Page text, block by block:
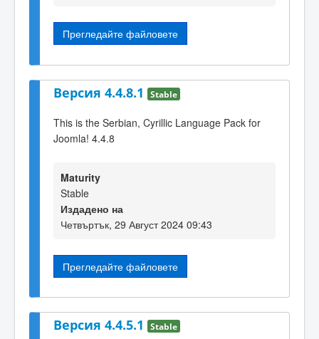
Прегледайте файловете
Версия 4.4.8.1 Stable
This is the Serbian, Cyrillic Language Pack for
Joomla! 4.4.8
Maturity
Stable
Издадено на
Четвъртък, 29 Август 2024 09:43
Прегледайте файловете
Версия 4.4.5.1 Stable